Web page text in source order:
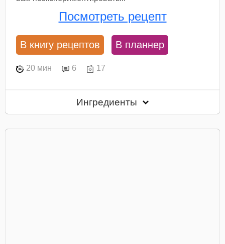
Посмотреть рецепт
В книгу рецептов В планнер
20 мин 6 17
Ингредиенты